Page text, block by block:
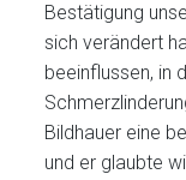
Bestätigung
sich verändert
beeinflussen, in
Bildhauer eine
und er glaubte